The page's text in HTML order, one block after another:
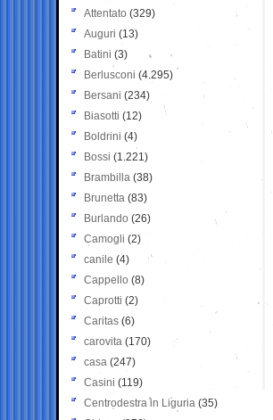
Attentato (329)
Auguri (13)
Batini (3)
Berlusconi (4.295)
Bersani (234)
Biasotti (12)
Boldrini (4)
Bossi (1.221)
Brambilla (38)
Brunetta (83)
Burlando (26)
Camogli (2)
canile (4)
Cappello (8)
Caprotti (2)
Caritas (6)
carovita (170)
casa (247)
Casini (119)
Centrodestra in Liguria (35)